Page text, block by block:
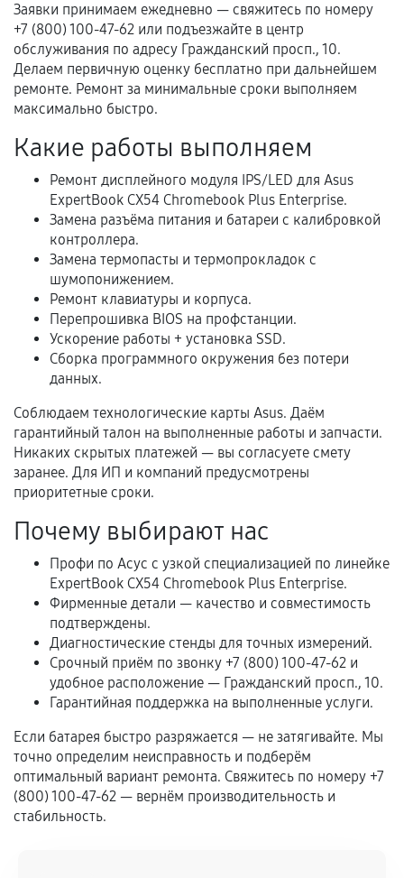
услуг и сроком гарантии.
Документы на установленные комплектующие
и кассовый чек.
Расширенная гарантия
В некоторых случаях возможно оформление
расширенной гарантии. Стоимость, сроки и
условия продления согласовываются отдельно и
фиксируются в документах.
Когда гарантия не действует
Нарушение правил эксплуатации,
механические повреждения, попадание влаги,
перегрев, коррозия.
Самостоятельный ремонт или вмешательство
третьих лиц.
Естественный износ деталей, если иное не
Обращение после окончания гарантийного
срока.
Программные сбои, если это не указано в
отдельных условиях.
Если комплектующие куплены
самостоятельно
Гарантия на выполненные работы может
сохраняться полностью или частично, если
соблюдены следующие условия:
Предоставленные детали подходят по
Заявки принимаем ежедневно — свяжитесь по номеру
+7 (800) 100-47-62 или подъезжайте в центр
обслуживания по адресу Гражданский просп., 10.
Делаем первичную оценку бесплатно при дальнейшем
ремонте. Ремонт за минимальные сроки выполняем
максимально быстро.
Какие работы выполняем
Ремонт дисплейного модуля IPS/LED для Asus
ExpertBook CX54 Chromebook Plus Enterprise.
Замена разъёма питания и батареи с калибровкой
контроллера.
Замена термопасты и термопрокладок с
шумопонижением.
Ремонт клавиатуры и корпуса.
Перепрошивка BIOS на профстанции.
Ускорение работы + установка SSD.
Сборка программного окружения без потери
данных.
Соблюдаем технологические карты Asus. Даём
гарантийный талон на выполненные работы и запчасти.
Никаких скрытых платежей — вы согласуете смету
заранее. Для ИП и компаний предусмотрены
приоритетные сроки.
Почему выбирают нас
Профи по Асус с узкой специализацией по линейке
ExpertBook CX54 Chromebook Plus Enterprise.
Фирменные детали — качество и совместимость
подтверждены.
Диагностические стенды для точных измерений.
Срочный приём по звонку +7 (800) 100-47-62 и
удобное расположение — Гражданский просп., 10.
Гарантийная поддержка на выполненные услуги.
Если батарея быстро разряжается — не затягивайте. Мы
точно определим неисправность и подберём
оптимальный вариант ремонта. Свяжитесь по номеру +7
(800) 100-47-62 — вернём производительность и
стабильность.